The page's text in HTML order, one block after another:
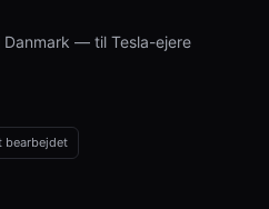
Danmark — til Tesla-ejere
bearbejdet